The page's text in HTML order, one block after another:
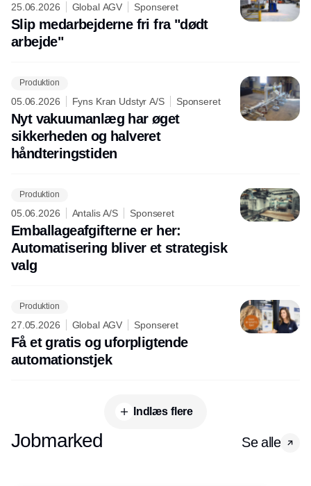
25.06.2026 Global AGV Sponseret
Slip medarbejderne fri fra "dødt
arbejde"
Produktion
05.06.2026 Fyns Kran Udstyr A/S Sponseret
Nyt vakuumanlæg har øget
sikkerheden og halveret
håndteringstiden
Produktion
05.06.2026 Antalis A/S Sponseret
Emballageafgifterne er her:
Automatisering bliver et strategisk
valg
Produktion
27.05.2026 Global AGV Sponseret
Få et gratis og uforpligtende
automationstjek
Indlæs flere
Jobmarked Se alle